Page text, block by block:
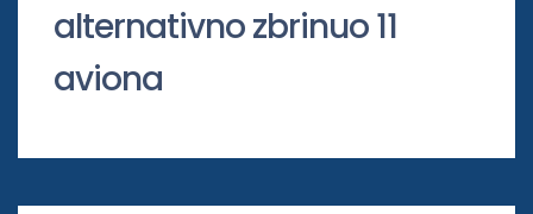
alternativno zbrinuo 11
aviona